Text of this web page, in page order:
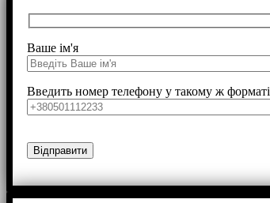
Ваше ім'я
Введить номер телефону у такому ж форматі